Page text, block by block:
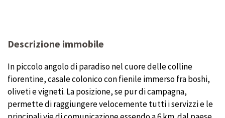
Descrizione immobile
In piccolo angolo di paradiso nel cuore delle colline
fiorentine, casale colonico con fienile immerso fra boshi,
oliveti e vigneti. La posizione, se pur di campagna,
permette di raggiungere velocemente tutti i servizzi e le